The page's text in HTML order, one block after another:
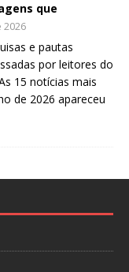
que
2026
e pautas
por leitores do
15 notícias mais
de 2026 apareceu